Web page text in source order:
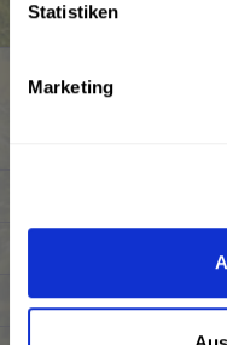
Statistiken
Marketing
Service Hotline
Newsletter